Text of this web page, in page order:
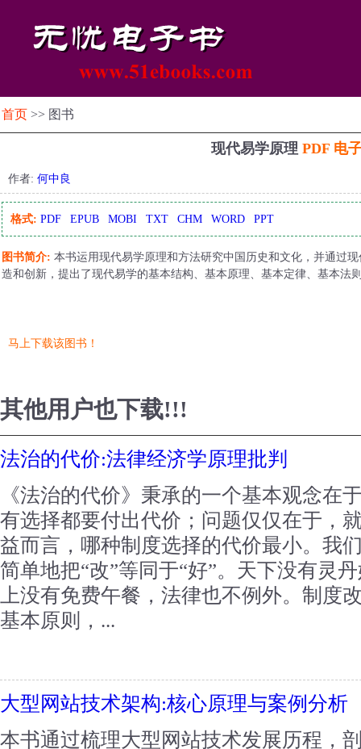
首页 >> 图书
现代易学原理 PDF 电
作者: 何中良
格式: PDF EPUB MOBI TXT CHM WORD PPT
图书简介: 本书运用现代易学原理和方法研究中国历史和文化，并通过
造和创新，提出了现代易学的基本结构、基本原理、基本定律、基本法
马上下载该图书！
其他用户也下载!!!
法治的代价:法律经济学原理批判
《法治的代价》秉承的一个基本观念在
有选择都要付出代价；问题仅仅在于，
益而言，哪种制度选择的代价最小。我
简单地把“改”等同于“好”。天下没有灵
上没有免费午餐，法律也不例外。制度
基本原则，...
大型网站技术架构:核心原理与案例分析
本书通过梳理大型网站技术发展历程，